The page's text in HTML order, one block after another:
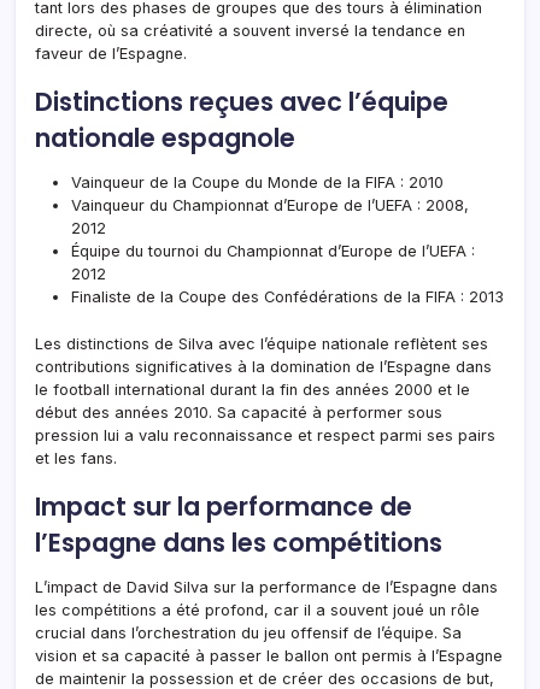
tant lors des phases de groupes que des tours à élimination
directe, où sa créativité a souvent inversé la tendance en
faveur de l’Espagne.
Distinctions reçues avec l’équipe
nationale espagnole
Vainqueur de la Coupe du Monde de la FIFA : 2010
Vainqueur du Championnat d’Europe de l’UEFA : 2008,
2012
Équipe du tournoi du Championnat d’Europe de l’UEFA :
2012
Finaliste de la Coupe des Confédérations de la FIFA : 2013
Les distinctions de Silva avec l’équipe nationale reflètent ses
contributions significatives à la domination de l’Espagne dans
le football international durant la fin des années 2000 et le
début des années 2010. Sa capacité à performer sous
pression lui a valu reconnaissance et respect parmi ses pairs
et les fans.
Impact sur la performance de
l’Espagne dans les compétitions
L’impact de David Silva sur la performance de l’Espagne dans
les compétitions a été profond, car il a souvent joué un rôle
crucial dans l’orchestration du jeu offensif de l’équipe. Sa
vision et sa capacité à passer le ballon ont permis à l’Espagne
de maintenir la possession et de créer des occasions de but,